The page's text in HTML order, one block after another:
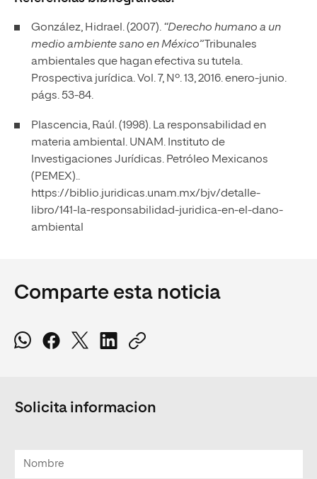
González, Hidrael. (2007). “Derecho humano a un
medio ambiente sano en México”Tribunales
ambientales que hagan efectiva su tutela.
Prospectiva jurídica. Vol. 7, Nº. 13, 2016. enero-junio.
págs. 53-84.
Plascencia, Raúl. (1998). La responsabilidad en
materia ambiental. UNAM. Instituto de
Investigaciones Jurídicas. Petróleo Mexicanos
(PEMEX)..
https://biblio.juridicas.unam.mx/bjv/detalle-
libro/141-la-responsabilidad-juridica-en-el-dano-
ambiental
Comparte esta noticia
Solicita informacion